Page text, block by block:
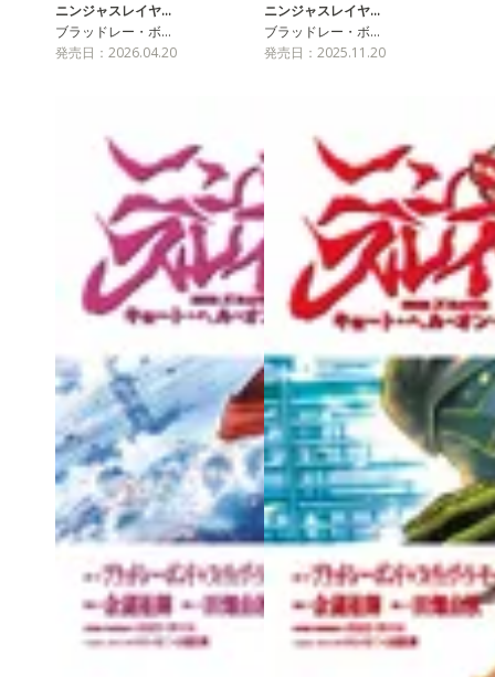
ニンジャスレイヤ…
ブラッドレー・ボ…
発売日：2026.04.20
ニンジャスレイヤ…
ブラッドレー・ボ…
発売日：2025.11.20